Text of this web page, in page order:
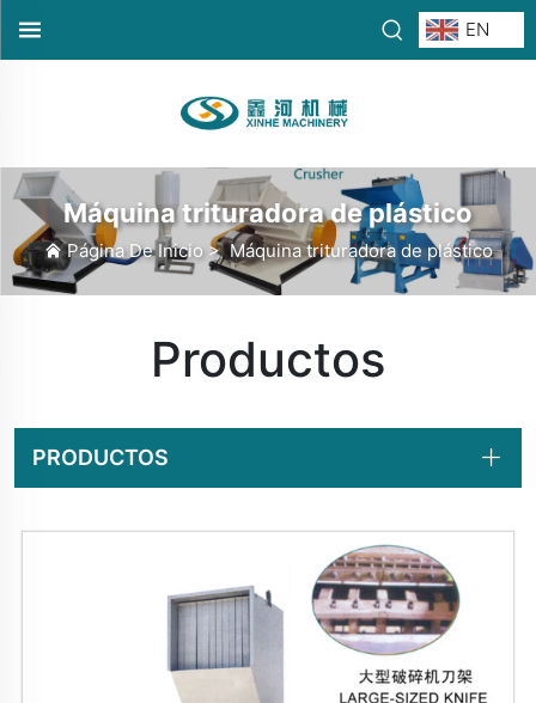
EN
Máquina trituradora de plástico
Página De Inicio>Máquina trituradora de plástico
Productos
PRODUCTOS